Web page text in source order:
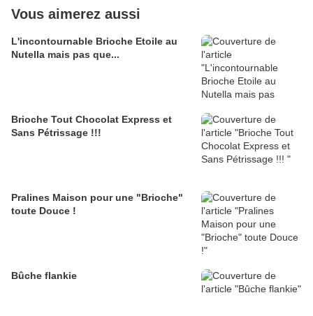
Vous aimerez aussi
L'incontournable Brioche Etoile au
Nutella mais pas que...
Brioche Tout Chocolat Express et
Sans Pétrissage !!!
Pralines Maison pour une "Brioche"
toute Douce !
Bûche flankie